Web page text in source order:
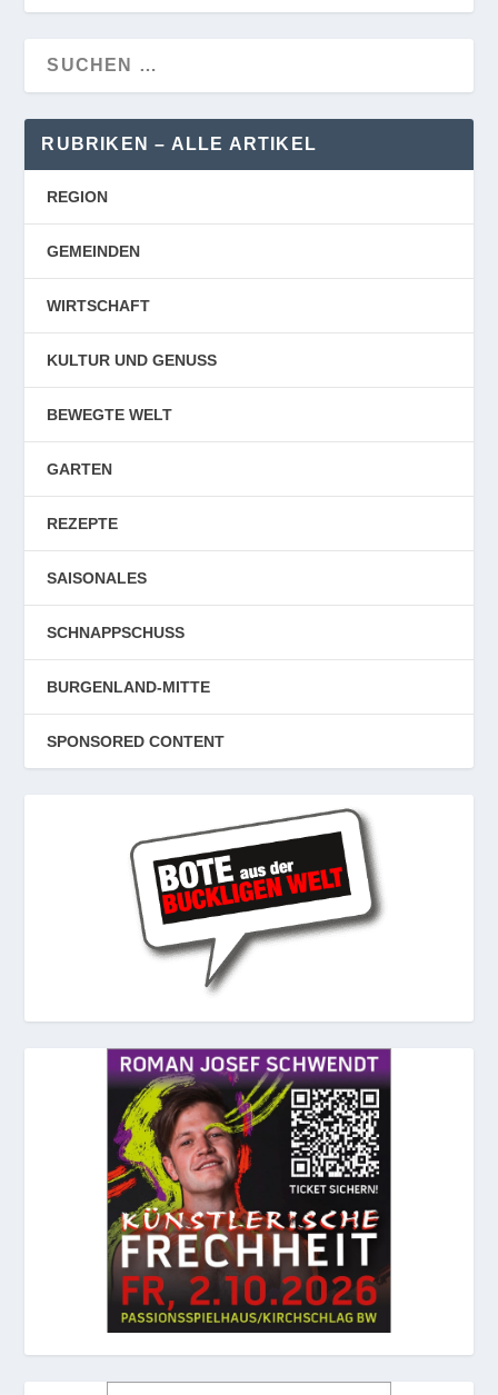
RUBRIKEN – ALLE ARTIKEL
REGION
GEMEINDEN
WIRTSCHAFT
KULTUR UND GENUSS
BEWEGTE WELT
GARTEN
REZEPTE
SAISONALES
SCHNAPPSCHUSS
BURGENLAND-MITTE
SPONSORED CONTENT